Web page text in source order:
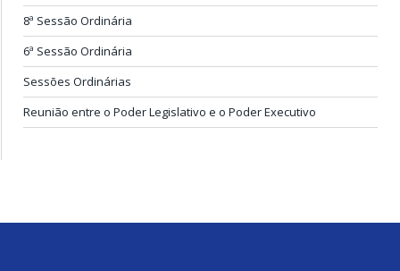
8ª Sessão Ordinária
6ª Sessão Ordinária
Sessões Ordinárias
Reunião entre o Poder Legislativo e o Poder Executivo